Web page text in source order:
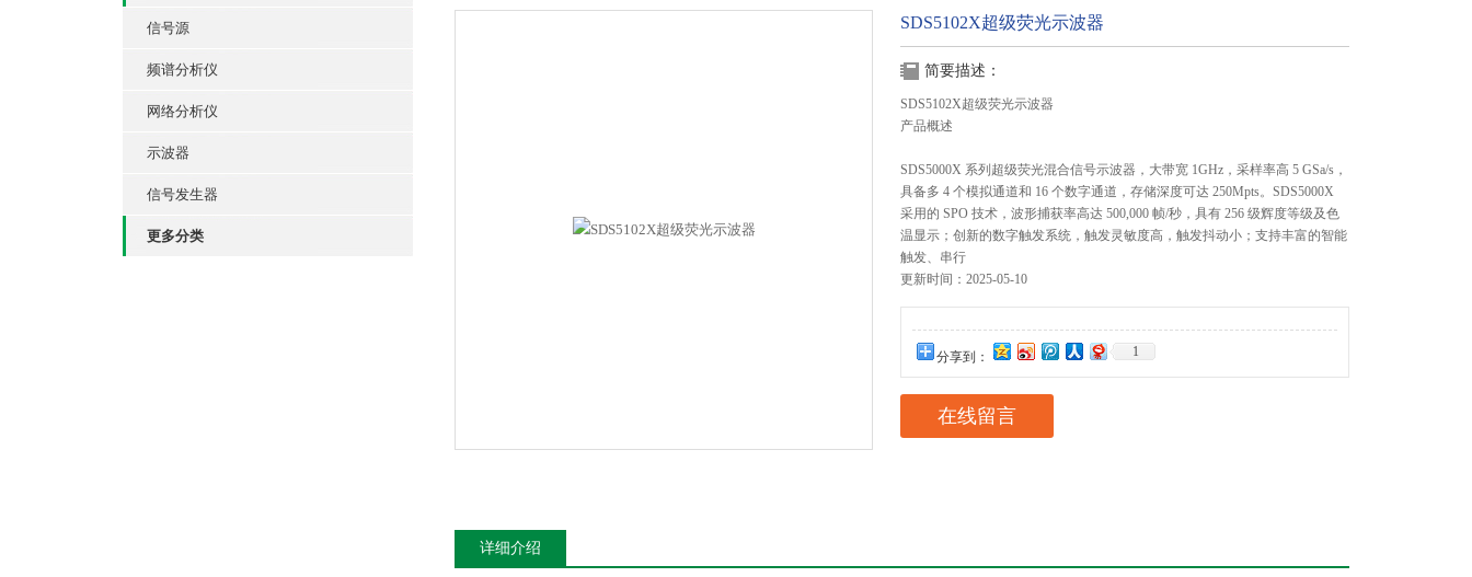
信号源
频谱分析仪
网络分析仪
示波器
信号发生器
更多分类
SDS5102X超级荧光示波器
简要描述：
SDS5102X超级荧光示波器
产品概述
SDS5000X 系列超级荧光混合信号示波器，大带宽 1GHz，采样率高 5 GSa/s，
具备多 4 个模拟通道和 16 个数字通道，存储深度可达 250Mpts。SDS5000X
采用的 SPO 技术，波形捕获率高达 500,000 帧/秒，具有 256 级辉度等级及色
温显示；创新的数字触发系统，触发灵敏度高，触发抖动小；支持丰富的智能
触发、串行
更新时间：2025-05-10
分享到： 1
在线留言
详细介绍